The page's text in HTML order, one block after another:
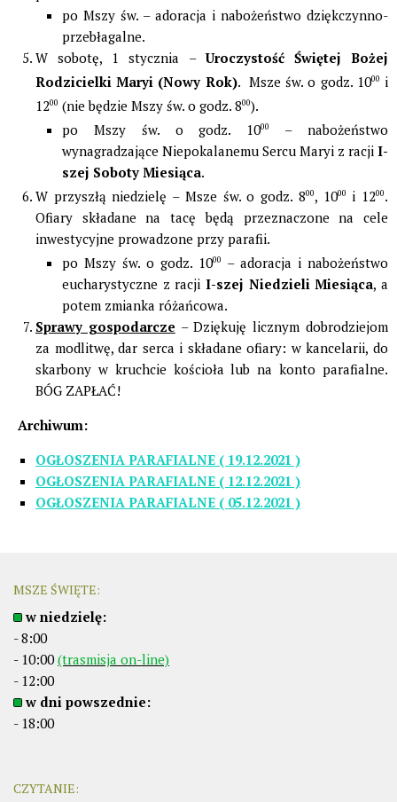
po Mszy św. – adoracja i nabożeństwo dziękczynno-
przebłagalne.
W sobotę, 1 stycznia –Uroczystość Świętej Bożej
Rodzicielki Maryi (Nowy Rok). Msze św. o godz. 1000 i
1200 (nie będzie Mszy św. o godz. 800).
po Mszy św. o godz. 1000
– nabożeństwo
wynagradzające Niepokalanemu Sercu Maryi z racji I-
szej Soboty Miesiąca.
W przyszłą niedzielę – Msze św. o godz. 800, 1000 i 1200.
Ofiary składane na tacę będą przeznaczone na cele
inwestycyjne prowadzone przy parafii.
po Mszy św. o godz. 1000
– adoracja i nabożeństwo
eucharystyczne z racji I-szej Niedzieli Miesiąca, a
potem zmianka różańcowa.
Sprawy gospodarcze – Dziękuję licznym dobrodziejom
za modlitwę, dar serca i składane ofiary: w kancelarii, do
skarbony w kruchcie kościoła lub na konto parafialne.
BÓG ZAPŁAĆ!
Archiwum:
OGŁOSZENIA PARAFIALNE ( 19.12.2021 )
OGŁOSZENIA PARAFIALNE ( 12.12.2021 )
OGŁOSZENIA PARAFIALNE ( 05.12.2021 )
MSZE ŚWIĘTE:
w niedzielę:
- 8:00
- 10:00(trasmisja on-line)
- 12:00
w dni powszednie:
- 18:00
CZYTANIE: